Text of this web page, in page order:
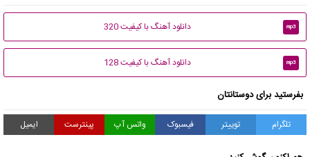
mp3 دانلود آهنگ با کیفیت 320
mp3 دانلود آهنگ با کیفیت 128
بفرستید برای دوستانتان
تلگرام توییتر فیسبوک واتس آپ پینترست ایمیل